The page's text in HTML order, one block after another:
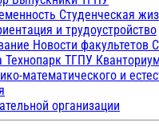
Студенческая
и трудоустройство
Новости факультетов
Технопарк ТГПУ
математического и
организации